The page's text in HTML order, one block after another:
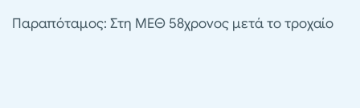
Παραπόταμος: Στη ΜΕΘ 58χρονος μετά το τροχαίο